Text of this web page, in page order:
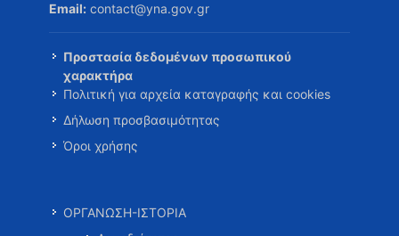
Email: contact@yna.gov.gr
Προστασία δεδομένων προσωπικού
χαρακτήρα
Πολιτική για αρχεία καταγραφής και cookies
Δήλωση προσβασιμότητας
Όροι χρήσης
ΟΡΓΑΝΩΣΗ-ΙΣΤΟΡΙΑ